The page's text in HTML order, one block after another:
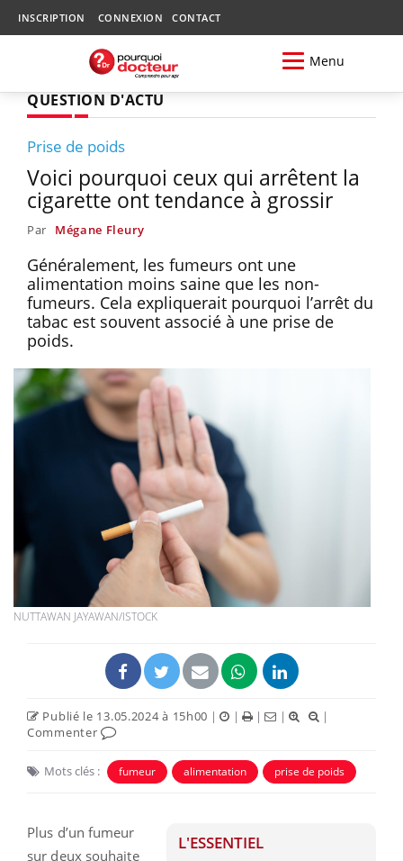
INSCRIPTION CONNEXION CONTACT
Menu
QUESTION D'ACTU
Prise de poids
Voici pourquoi ceux qui arrêtent la
cigarette ont tendance à grossir
Par Mégane Fleury
Généralement, les fumeurs ont une
alimentation moins saine que les non-
fumeurs. Cela expliquerait pourquoi l’arrêt du
tabac est souvent associé à une prise de
poids.
NUTTAWAN JAYAWAN/ISTOCK
Publié le 13.05.2024 à 15h00 | | | |
|
Commenter
Mots clés : fumeur alimentation prise de poids
L'ESSENTIEL
Plus d’un fumeur
sur deux souhaite